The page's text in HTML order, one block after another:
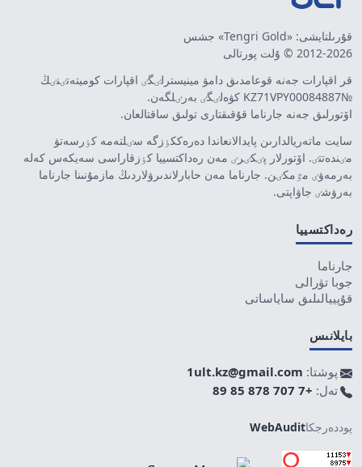
قۇرىلتايشى: «Tengri Gold» جشس
2012-2026 © ۇلت پورتالى
قر اقپارات جەنە قوعامدىق دامۋ مينيسترلٸگٸ اقپارات كوميتەتٸنٸڭ
№KZ71VPY00084887 كۋەلٸگٸ بەرٸلگەن.
اۆتورلىق جەنە جارناما قۇقىقتارى تولىق ساقتالعان.
سايت ماتەريالدارىن پايدالانعاندا دەرەككٶزگە سٸلتەمە كٶرسەتۋ
مٸندەتتٸ. اۆتورلار پٸكٸرٸ مەن رەداكتسييا كٶزقاراسى سەيكەس كەلە
بەرمەۋٸ مٷمكٸن. جارناما مەن حابارلاندىرۋلاردىڭ مازمۇنىنا جارناما
بەرۋشٸ جاۋاپتى.
رەداكتسييا
جارناما
جوبا تۋرالى
قۇپييالىلىق ساياساتى
بايلانىس
پوشتا: 1ult.kz@gmail.com
تەل: +7 707 878 85 89
پوددەرجكاWebAudit